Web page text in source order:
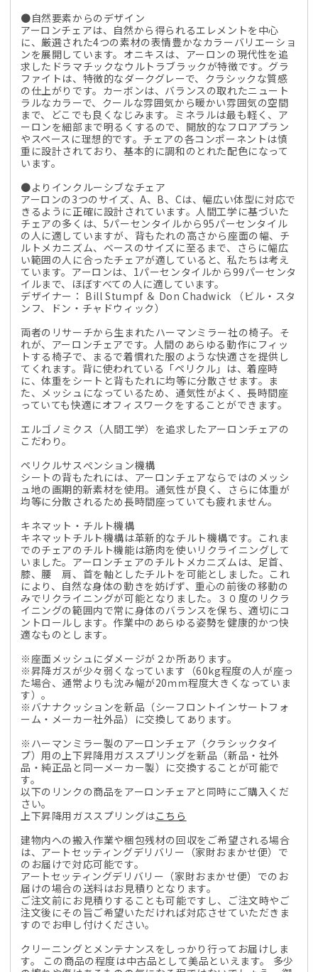
●自然要素からのデザイン
アーロンチェアは、自然から得られるエレメントを中心
に、厳選された4つの素材の表情豊かなカラーバリエーショ
ンを展開しています。オニキスは、アーロンの現代性を追
求したドラマチックなウルトラブラックが特徴です。グラ
ファイトは、特徴的なダークグレーで、クラシックな質感
の仕上がりです。カーボンは、バランスの取れたニュート
ラルなカラーで、クールな雰囲気から暖かい雰囲気の空間
まで、どこでも良くなじみます。ミネラルは最も軽く、ア
ーロンを細部まで明るくするので、開放的なフロアプラン
やスペースに理想的です。チェアの各コンポーネントは慎
重に設計されており、基本的に調和のとれた配色になって
います。
●よりインクルーシブなチェア
アーロンの3つのサイズ、A、B、Cは、幅広い体型に対応で
きるように正確に設計されています。人間工学に基づいた
チェアの多くは、5パーセンタイルから95パーセンタイル
の人に適していますが、背もたれの高さから座面の幅、チ
ルトメカニズム、ベースのサイズに至るまで、さらに幅広
い範囲の人に合ったチェアが適していると、私たちは考え
ています。アーロンは、1パーセンタイルから99パーセンタ
イルまで、ほぼすべての人に適しています。
デザイナー： Bill Stumpf ＆ Don Chadwick （ビル・スタ
ンフ、ドン・チャドウィック）
両者のリサーチから生まれたハーマンミラー社の椅子。そ
れが、アーロンチェアです。人間のあらゆる動作にフィッ
トする椅子で、まるで着慣れた服のような快適さを提供し
てくれます。背に使われている「ペリクル」は、着座時
に、体重をシートと背もたれに均等に分散させます。ま
た、メッシュになっているため、通気性がよく、長時間座
っていても快適にオフィスワークをすることができます。
エルゴノミクス（人間工学）を追求したアーロンチェアの
こだわり。
ペリクルサスぺンション機構
シートの背もたれには、アーロンチェアならではのメッシ
ュ地の画期的新素材を使用。通気性が良く、さらに体重が
均等に分散されるため長時間座っていても疲れません。
キネマット・チルト機構
キネマットチルト機構は革新的なチルト機構です。これま
でのチェアのチルト機能は筋肉を使いリクライニングして
いました。アーロンチェアのチルトメカニズムは、足首、
膝、腰 肩、首を軸としたチルトを可能としました。これ
により、自然な身体の動きを妨げず、重心の前後の移動の
みでリクライニングが可能となりました。３０度のリクラ
イニングの範囲内で常に身体のバランスを保ち、適切にコ
ントロールします。作業中のあらゆる姿勢を健康的かつ快
適なものとします。
※座面メッシュにダメージが２か所あります。
※昇降ガスが少々弱くなっています（60kg程度の人が座っ
た場合、通常よりも沈み幅が20ｍｍ程度大きくなっていま
す）。
※バナナクッションを新品（シーフロントインサートフォ
ーム・メーカー社外品）に交換してあります。
※ハーマンミラー製のアーロンチェア（クラシックタイ
プ）用の上下昇降用ガススプリングを新品（新品・社外
品・純正品と同一メーカー製）に交換することが可能で
す。
以下のリンクの商品をアーロンチェアと同時にご購入くだ
さい。
上下昇降用ガススプリングはこちら
建物内への搬入作業や梱包残材の回収をご希望される場合
は、アートセッティングデリバリー（家財おまかせ便）で
のお届けで対応可能です。
アートセッティングデリバリー（家財おまかせ便）でのお
届けの場合の送料はお見積りとなります。
ご注文前にお見積りすることも可能ですし、ご注文時やご
注文後にその旨ご希望いただければ対応させていただきま
すのでお申し付けください。
クリーニングとメンテナンスをしっかり行ってお届けしま
す。 この商品の程度は中古品として美品といえます。 多少